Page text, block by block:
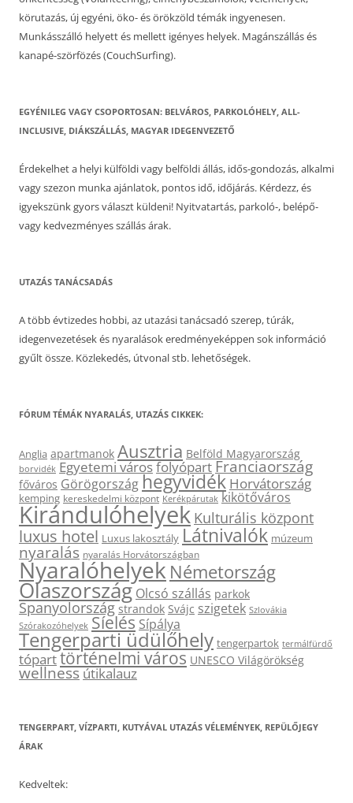
körutazás, új egyéni, öko- és örökzöld témák ingyenesen.
Munkásszálló helyett és mellett igényes helyek. Magánszállás és
kanapé-szörfözés (CouchSurfing).
EGYÉNILEG VAGY CSOPORTOSAN: BELVÁROS, PARKOLÓHELY, ALL-
INCLUSIVE, DIÁKSZÁLLÁS, MAGYAR IDEGENVEZETŐ
Érdekelhet a helyi külföldi vagy belföldi állás, idős-gondozás, alkalmi
vagy szezon munka ajánlatok, pontos idő, időjárás. Kérdezz, és
igyekszünk gyors választ küldeni! Nyitvatartás, parkoló-, belépő-
vagy kedvezményes szállás árak.
UTAZÁS TANÁCSADÁS
A több évtizedes hobbi, az utazási tanácsadó szerep, túrák,
idegenvezetések és nyaralások eredményeképpen sok információ
gyűlt össze. Közlekedés, útvonal stb. lehetőségek.
FÓRUM TÉMÁK NYARALÁS, UTAZÁS CIKKEK:
Anglia apartmanok Ausztria Belföld Magyarország
borvidék Egyetemi városfolyópartFranciaország
főváros Görögországhegyvidék Horvátország
kemping kereskedelmi központ Kerékpárutak kikötőváros
Kirándulóhelyek Kulturális központ
luxus hotel Luxus lakosztály Látnivalók múzeum
nyaralás nyaralás Horvátországban
Nyaralóhelyek Németország
Olaszország Olcsó szállás parkok
Spanyolország strandok Svájc szigetek Szlovákia
Szórakozóhelyek Síelés Sípálya
Tengerparti üdülőhely tengerpartok termálfürdő
tóparttörténelmi város UNESCO Világörökség
wellnessútikalauz
TENGERPART, VÍZPARTI, KUTYÁVAL UTAZÁS VÉLEMÉNYEK, REPÜLŐJEGY
ÁRAK
Kedveltek: